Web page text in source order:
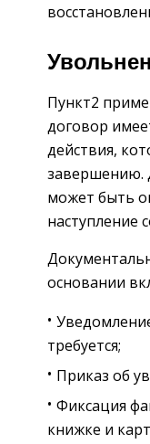
Пункт2
договор
действия,
завершению.
может быть
наступление
основании
требуется;
Приказ об
Фиксация
книжке и